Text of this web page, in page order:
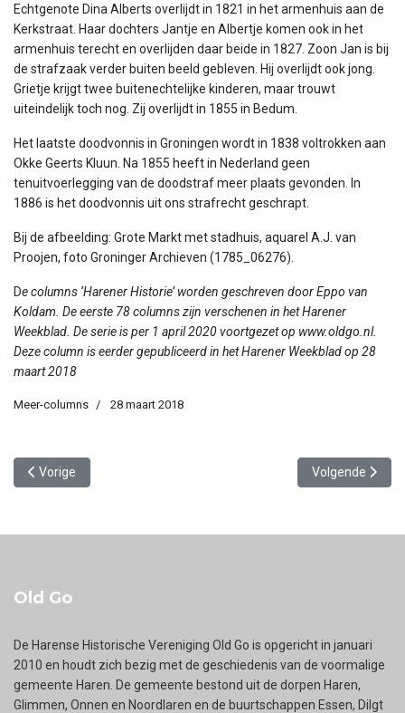
Echtgenote Dina Alberts overlijdt in 1821 in het armenhuis aan de
Kerkstraat. Haar dochters Jantje en Albertje komen ook in het
armenhuis terecht en overlijden daar beide in 1827. Zoon Jan is bij
de strafzaak verder buiten beeld gebleven. Hij overlijdt ook jong.
Grietje krijgt twee buitenechtelijke kinderen, maar trouwt
uiteindelijk toch nog. Zij overlijdt in 1855 in Bedum.
Het laatste doodvonnis in Groningen wordt in 1838 voltrokken aan
Okke Geerts Kluun. Na 1855 heeft in Nederland geen
tenuitvoerlegging van de doodstraf meer plaats gevonden. In
1886 is het doodvonnis uit ons strafrecht geschrapt.
Bij de afbeelding: Grote Markt met stadhuis, aquarel A.J. van
Proojen, foto Groninger Archieven (1785_06276).
De columns ‘Harener Historie’ worden geschreven door Eppo van
Koldam. De eerste 78 columns zijn verschenen in het Harener
Weekblad. De serie is per 1 april 2020 voortgezet op www.oldgo.nl.
Deze column is eerder gepubliceerd in het Harener Weekblad op 28
maart 2018
Meer-columns 28 maart 2018
Vorig artikel: Wat te doen met Gate Tower Clio?
Vorige Volgende
Volgende
Old Go
De Harense Historische Vereniging Old Go is opgericht in januari
2010 en houdt zich bezig met de geschiedenis van de voormalige
gemeente Haren. De gemeente bestond uit de dorpen Haren,
Glimmen, Onnen en Noordlaren en de buurtschappen Essen, Dilgt